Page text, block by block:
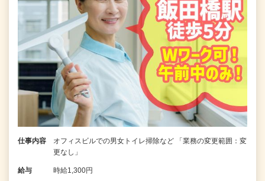
仕事内容
オフィスビルでの男女トイレ掃除など 「業務の変更範囲：変
更なし」
給与 時給1,300円